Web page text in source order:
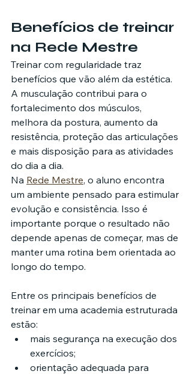
Benefícios de treinar
na Rede Mestre
Treinar com regularidade traz
benefícios que vão além da estética.
A musculação contribui para o
fortalecimento dos músculos,
melhora da postura, aumento da
resistência, proteção das articulações
e mais disposição para as atividades
do dia a dia.
Na Rede Mestre, o aluno encontra
um ambiente pensado para estimular
evolução e consistência. Isso é
importante porque o resultado não
depende apenas de começar, mas de
manter uma rotina bem orientada ao
longo do tempo.
Entre os principais benefícios de
treinar em uma academia estruturada
estão:
mais segurança na execução dos
exercícios;
orientação adequada para